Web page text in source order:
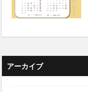
アーカイブ